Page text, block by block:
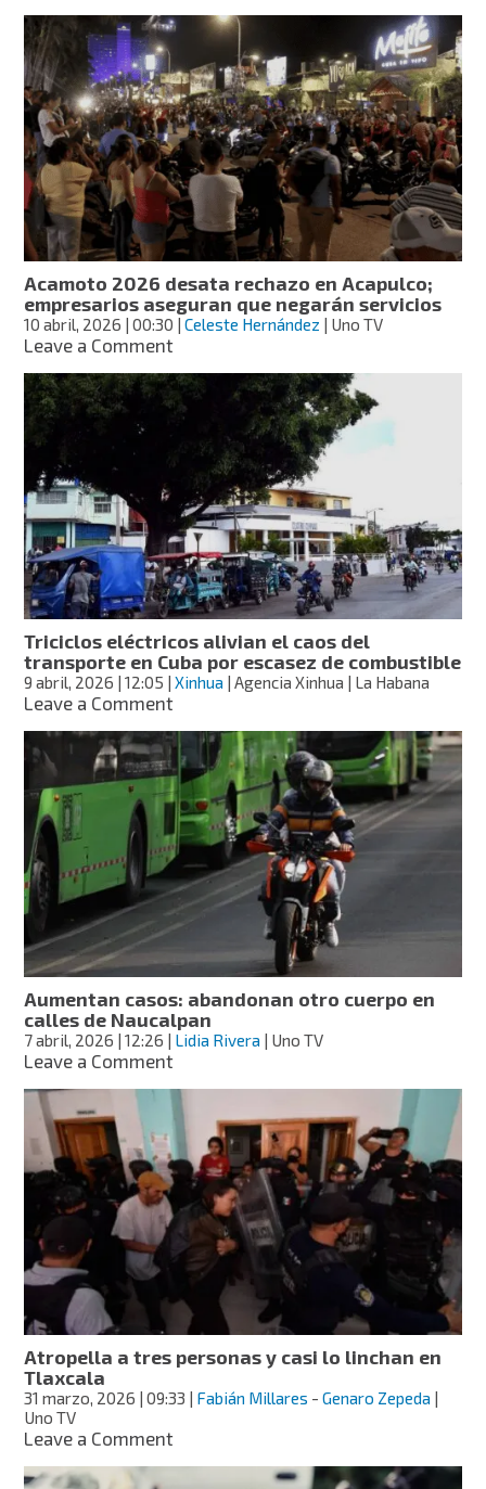
reglas
motos
en
México:
límites
a
emisiones
y
certificación
obligatoria
Acamoto 2026 desata rechazo en Acapulco;
empresarios aseguran que negarán servicios
10 abril, 2026 | 00:30 |Celeste Hernández | Uno TV
Leave a Commenton
2026
desata
Acapulco;
empresarios
aseguran
que
negarán
servicios
Triciclos eléctricos alivian el caos del
transporte en Cuba por escasez de combustible
9 abril, 2026 | 12:05 |Xinhua | Agencia Xinhua | La Habana
Leave a Commenton
eléctricos
alivian
el
caos
del
transporte
en
Cuba
por
de
combustible
Aumentan casos: abandonan otro cuerpo en
calles de Naucalpan
7 abril, 2026 | 12:26 | Lidia Rivera | Uno TV
Leave a Commenton
casos:
abandonan
otro
cuerpo
en
calles
de
Naucalpan
Atropella a tres personas y casi lo linchan en
Tlaxcala
31 marzo, 2026 | 09:33 | Fabián Millares -Genaro Zepeda |
Uno TV
Leave a Commenton